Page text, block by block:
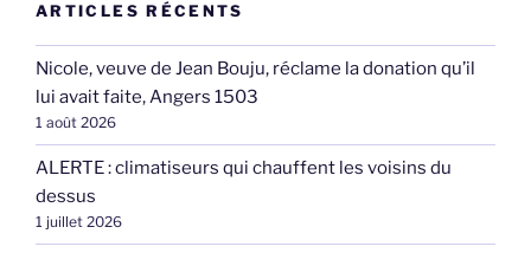
ARTICLES RÉCENTS
Nicole, veuve de Jean Bouju, réclame la donation qu’il
lui avait faite, Angers 1503
1 août 2026
ALERTE : climatiseurs qui chauffent les voisins du
dessus
1 juillet 2026